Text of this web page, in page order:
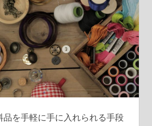
品を手軽に手に入れられる手段